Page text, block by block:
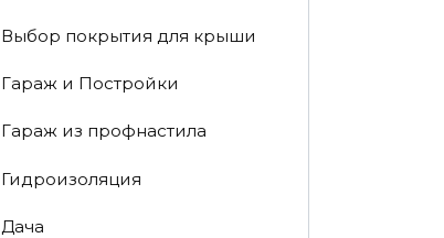
Выбор покрытия для крыши
Гараж и Постройки
Гараж из профнастила
Гидроизоляция
Дача